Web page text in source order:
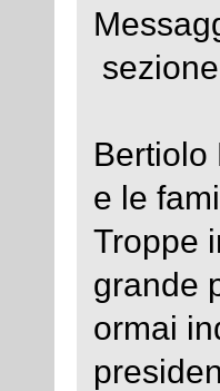
Bertiolo
e le
Troppe
grande
ormai